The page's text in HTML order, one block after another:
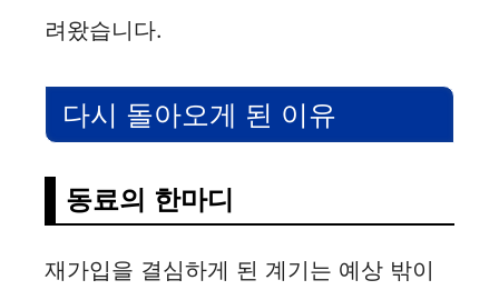
려왔습니다.
다시 돌아오게 된 이유
동료의 한마디
재가입을 결심하게 된 계기는 예상 밖이